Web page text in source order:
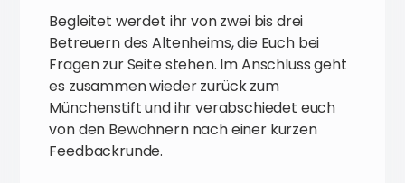
Begleitet werdet ihr von zwei bis drei
Betreuern des Altenheims, die Euch bei
Fragen zur Seite stehen. Im Anschluss geht
es zusammen wieder zurück zum
Münchenstift und ihr verabschiedet euch
von den Bewohnern nach einer kurzen
Feedbackrunde.